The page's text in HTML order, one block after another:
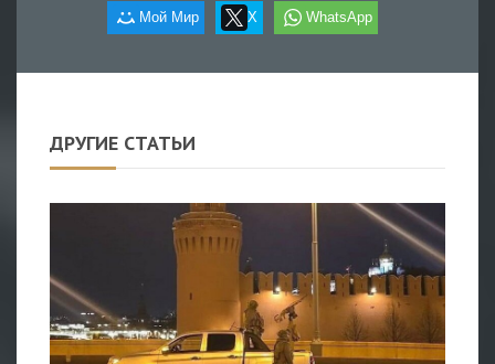
Мой Мир X WhatsApp
ДРУГИЕ СТАТЬИ